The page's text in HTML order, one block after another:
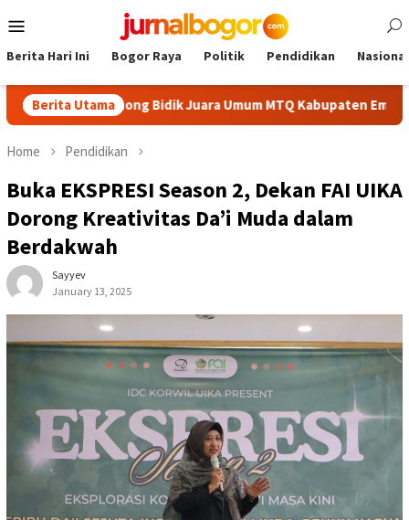
to
Menu
Berita Hari Ini Bogor Raya Politik Pendidikan Nasional
Berita Utama
Cibinong Bidik Juara Umum MTQ Kabupaten Empat Kali
Home Pendidikan
Buka EKSPRESI Season 2, Dekan FAI UIKA
Dorong Kreativitas Da’i Muda dalam
Berdakwah
Sayyev
January 13, 2025